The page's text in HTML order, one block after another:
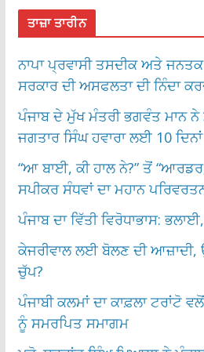
ਤਾਜ਼ਾ ਤਾਰੀਨ
ਨਾਪਾ ਪ੍ਰਵਾਸੀ ਤਸਦੀਕ ਅਤੇ
ਸਰਕਾਰ ਦੀ ਅਸਫਲਤਾ ਦੀ ਨਿੰਦਾ
ਪੰਜਾਬ ਦੇ ਮੁੱਖ ਮੰਤਰੀ ਭਗਵੰਤ ਮਾਨ ਨੇ
ਜਗਤਾਰ ਸਿੰਘ ਹਵਾਰਾ ਲਈ 10
“ਆ ਬਾਈ, ਕੀ ਹਾਲ ਨੇ?” ਤੋਂ
ਸਪੀਕਰ ਸੰਧਵਾਂ ਦਾ ਮਹਾਨ
ਪੰਜਾਬ ਦਾ ਵਿੱਤੀ ਵਿਰੋਧਾਭਾਸ:
ਕੇਜਰੀਵਾਲ ਲਈ ਬੋਲਣ ਦੀ
ਚੁੱਪ?
ਪੰਜਾਬੀ ਕਲਮਾਂ ਦਾ ਕਾਫ਼ਲਾ ਟਰਾਂਟੋ
ਨੂੰ ਸਮਰਪਿਤ ਸਮਾਗਮ